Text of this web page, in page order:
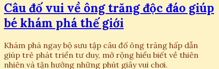
Câu đố vui về ông trăng độc đáo giúp
bé khám phá thế giới
Khám phá ngay bộ sưu tập câu đố ông trăng hấp dẫn
giúp trẻ phát triển tư duy, mở rộng hiểu biết về thiên
nhiên và tận hưởng những phút giây vui chơi.